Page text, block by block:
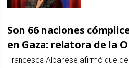
Son 66 naciones
en Gaza: relatora de la
Francesca Albanese afirmó que